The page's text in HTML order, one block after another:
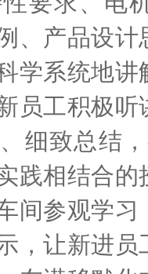
、产品设
学系统地
员工积极
细致总结
践相结合
间参观学习
，让新进员